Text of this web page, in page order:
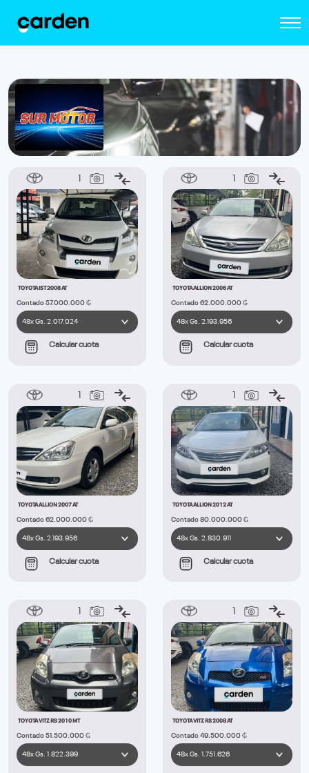
TOYOTA IST 2008 AT
Contado 57.000.000 ₲
Calcular cuota
TOYOTA ALLION 2006 AT
Contado 62.000.000 ₲
Calcular cuota
1
TOYOTA ALLION 2007 AT
Contado 62.000.000 ₲
Calcular cuota
1
TOYOTA ALLION 2012 AT
Contado 80.000.000 ₲
Calcular cuota
TOYOTA VITZ RS 2010 MT
Contado 51.500.000 ₲
TOYOTA VITZ RS 2008 AT
Contado 49.500.000 ₲